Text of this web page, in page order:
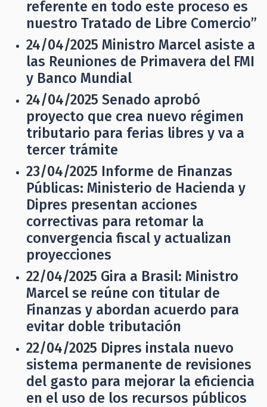
referente en todo este proceso es
nuestro Tratado de Libre Comercio”
24/04/2025 Ministro Marcel asiste a
las Reuniones de Primavera del FMI
y Banco Mundial
24/04/2025 Senado aprobó
proyecto que crea nuevo régimen
tributario para ferias libres y va a
tercer trámite
23/04/2025 Informe de Finanzas
Públicas: Ministerio de Hacienda y
Dipres presentan acciones
correctivas para retomar la
convergencia fiscal y actualizan
proyecciones
22/04/2025 Gira a Brasil: Ministro
Marcel se reúne con titular de
Finanzas y abordan acuerdo para
evitar doble tributación
22/04/2025 Dipres instala nuevo
sistema permanente de revisiones
del gasto para mejorar la eficiencia
en el uso de los recursos públicos